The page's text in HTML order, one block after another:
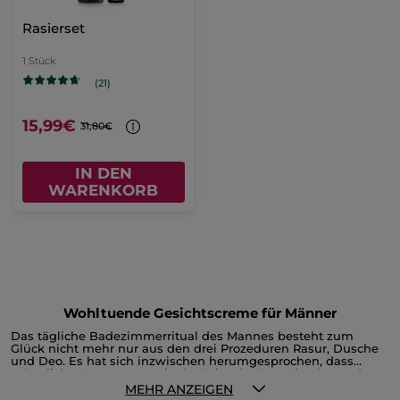
Rasierset
1 Stück
(21)
15,99€ 31,80€
IN DEN
WARENKORB
Wohltuende Gesichtscreme für Männer
Das tägliche Badezimmerritual des Mannes besteht zum
Glück nicht mehr nur aus den drei Prozeduren Rasur, Dusche
und Deo. Es hat sich inzwischen herumgesprochen, dass
männliche Haut genau wie der Teint der Frau eine besondere
Pflege benötigt. Eine gute Gesichtscreme für Männer hält
Das sollte eine gute Gesichtscreme für Männer leisten
MEHR ANZEIGEN